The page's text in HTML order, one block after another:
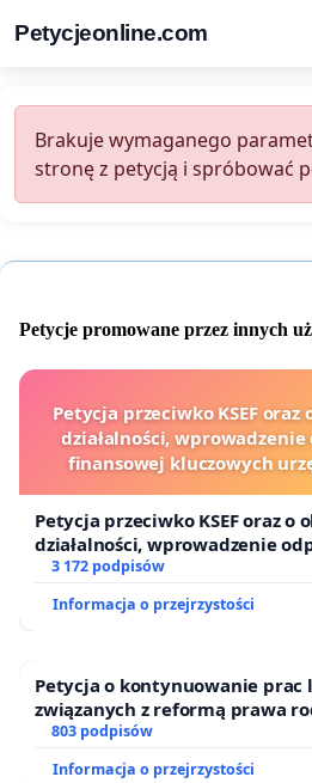
Petycjeonline.com
Brakuje wymaganego
stronę z petycją i spróbować
Petycje promowane przez innych
Petycja przeciwko KSEF
działalności,
finansowej kluczowych
Petycja przeciwko KSEF oraz o
działalności, wprowadzenie
finansowej kluczowych
3 172 podpisów
Informacja o przejrzystości
Petycja o kontynuowanie prac
związanych z reformą prawa
803 podpisów
Informacja o przejrzystości